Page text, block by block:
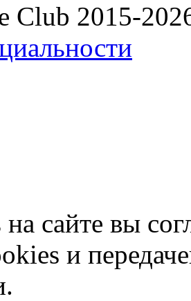
Club 2015-
на сайте вы
и